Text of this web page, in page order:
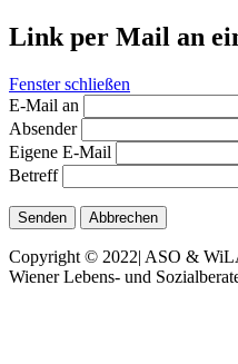
Link per Mail an
Fenster schließen
E-Mail an
Absender
Eigene E-Mail
Betreff
Senden Abbrechen
Copyright © 2022| ASO &
Wiener Lebens- und